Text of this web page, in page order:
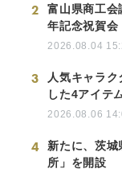
2
富山県商工会
年記念祝賀
2026.08.04
3
人気キャラ
した4アイテ
2026.08.06
4
新たに、茨城
所」を開設